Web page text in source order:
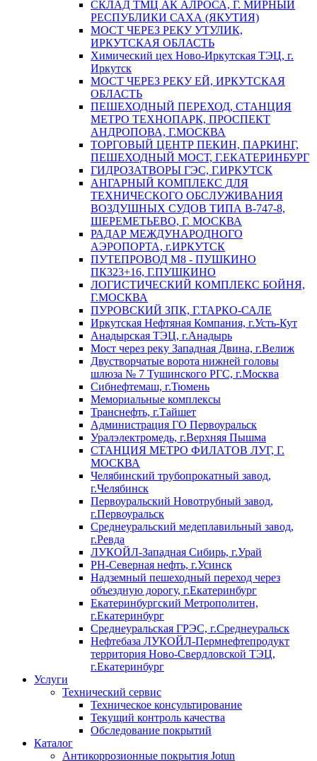
СКЛАД ТМЦ АК АЛРОСА, Г. МИРНЫЙ
РЕСПУБЛИКИ САХА (ЯКУТИЯ)
МОСТ ЧЕРЕЗ РЕКУ УТУЛИК,
ИРКУТСКАЯ ОБЛАСТЬ
Химический цех Ново-Иркутская ТЭЦ, г.
Иркутск
МОСТ ЧЕРЕЗ РЕКУ ЕЙ, ИРКУТСКАЯ
ОБЛАСТЬ
ПЕШЕХОДНЫЙ ПЕРЕХОД, СТАНЦИЯ
МЕТРО ТЕХНОПАРК, ПРОСПЕКТ
АНДРОПОВА, Г.МОСКВА
ТОРГОВЫЙ ЦЕНТР ПЕКИН, ПАРКИНГ,
ПЕШЕХОДНЫЙ МОСТ, Г.ЕКАТЕРИНБУРГ
ГИДРОЗАТВОРЫ ГЭС, Г.ИРКУТСК
АНГАРНЫЙ КОМПЛЕКС ДЛЯ
ТЕХНИЧЕСКОГО ОБСЛУЖИВАНИЯ
ВОЗДУШНЫХ СУДОВ ТИПА В-747-8,
ШЕРЕМЕТЬЕВО, Г. МОСКВА
РАДАР МЕЖДУНАРОДНОГО
АЭРОПОРТА, г.ИРКУТСК
ПУТЕПРОВОД М8 - ПУШКИНО
ПК323+16, Г.ПУШКИНО
ЛОГИСТИЧЕСКИЙ КОМПЛЕКС БОЙНЯ,
Г.МОСКВА
ПУРОВСКИЙ ЗПК, Г.ТАРКО-САЛЕ
Иркутская Нефтяная Компания, г.Усть-Кут
Анадырская ТЭЦ, г.Анадырь
Мост через реку Западная Двина, г.Велиж
Двустворчатые ворота нижней головы
шлюза № 7 Тушинского РГС, г.Москва
Сибнефтемаш, г.Тюмень
Мемориальные комплексы
Транснефть, г.Тайшет
Администрация ГО Первоуральск
Уралэлектромедь, г.Верхняя Пышма
СТАНЦИЯ МЕТРО ФИЛАТОВ ЛУГ, Г.
МОСКВА
Челябинский трубопрокатный завод,
г.Челябинск
Первоуральский Новотрубный завод,
г.Первоуральск
Среднеуральский медеплавильный завод,
г.Ревда
ЛУКОЙЛ-Западная Сибирь, г.Урай
РН-Северная нефть, г.Усинск
Надземный пешеходный переход через
объездную дорогу, г.Екатеринбург
Екатеринбургский Метрополитен,
г.Екатеринбург
Среднеуральская ГРЭС, г.Среднеуральск
Нефтебаза ЛУКОЙЛ-Пермнефтепродукт
территория Ново-Свердловской ТЭЦ,
г.Екатеринбург
Услуги
Технический сервис
Техническое консультирование
Текущий контроль качества
Обследование покрытий
Каталог
Антикоррозионные покрытия Jotun